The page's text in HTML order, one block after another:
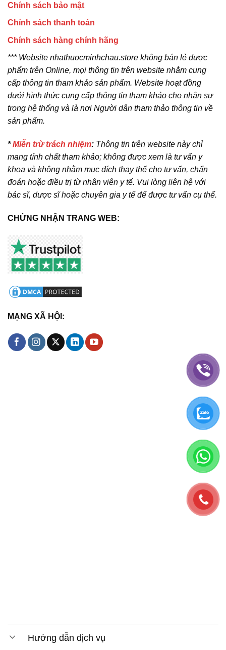
Chính sách bảo mật
Chính sách thanh toán
Chính sách hàng chính hãng
*** Website nhathuocminhchau.store không bán lẻ dược
phẩm trên Online, mọi thông tin trên website nhằm cung
cấp thông tin tham khảo sản phẩm. Website hoạt đồng
dưới hình thức cung cấp thông tin tham khảo cho nhân sự
trong hệ thống và là nơi Người dân tham thảo thông tin về
sản phẩm.
*Miễn trừ trách nhiệm: Thông tin trên website này chỉ
mang tính chất tham khảo; không được xem là tư vấn y
khoa và không nhằm mục đích thay thế cho tư vấn, chẩn
đoán hoặc điều trị từ nhân viên y tế. Vui lòng liên hệ với
bác sĩ, dược sĩ hoặc chuyên gia y tế để được tư vấn cụ thể.
CHỨNG NHẬN TRANG WEB:
MẠNG XÃ HỘI:
Hướng dẫn dịch vụ